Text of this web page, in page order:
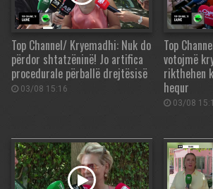
Top Channel/ Kryemadhi: Nuk do
përdor shtatzëninë! Jo artifica
procedurale përballë drejtësisë
03/08 15:16
Top
votojmë
rikthehen
hequr
03/08